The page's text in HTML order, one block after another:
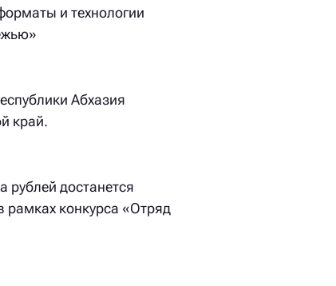
и технологии
Абхазия
край.
рублей достанется
конкурса «Отряд